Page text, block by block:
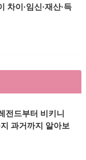
차이·임신·재산·득
전드부터 비키니
과거까지 알아보